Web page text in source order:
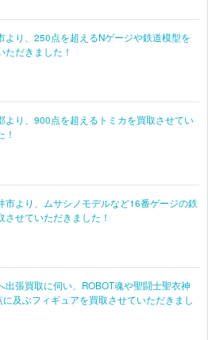
SERVICE
031445025471
ターライズ
より、250点を超えるNゲージや鉄道模型を
ただきました！
より、900点を超えるトミカを買取させてい
！
市より、ムサシノモデルなど16番ゲージの鉄
させていただきました！
出張買取に伺い、ROBOT魂や聖闘士聖衣神
及ぶフィギュアを買取させていただきまし